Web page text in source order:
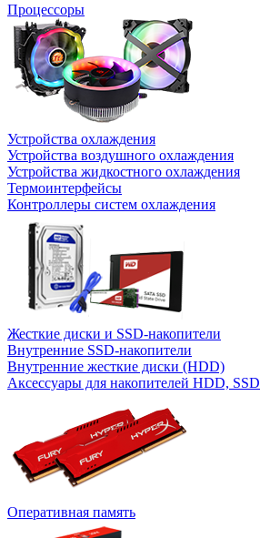
Процессоры
Устройства охлаждения
Устройства воздушного охлаждения
Устройства жидкостного охлаждения
Термоинтерфейсы
Контроллеры систем охлаждения
Жесткие диски и SSD-накопители
Внутренние SSD-накопители
Внутренние жесткие диски (HDD)
Аксессуары для накопителей HDD, SSD
Оперативная память